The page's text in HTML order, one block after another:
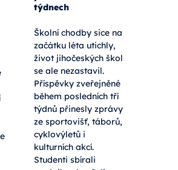
týdnech
Školní chodby sice na
začátku léta utichly,
život jihočeských škol
se ale nezastavil.
Příspěvky zveřejněné
během posledních tří
týdnů přinesly zprávy
ze sportovišť, táborů,
cyklovýletů i
kulturních akcí.
Studenti sbírali